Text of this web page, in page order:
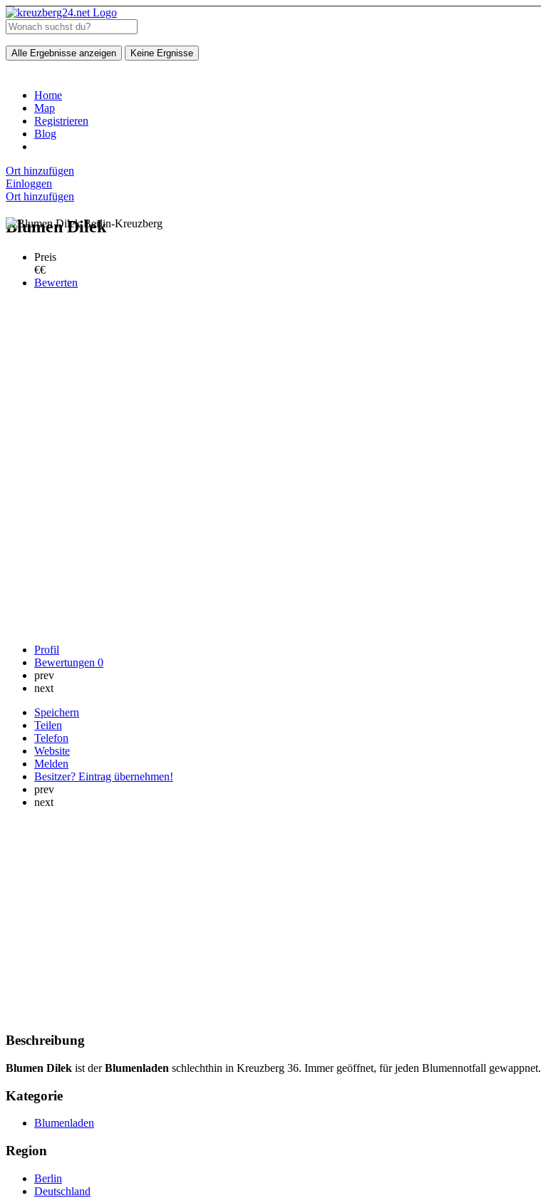
Alle Ergebnisse anzeigen Keine Ergnisse
Home
Map
Registrieren
Blog
Ort hinzufügen
Einloggen
Ort hinzufügen
Blumen Dilek
Preis
€€
Bewerten
Profil
Bewertungen 0
prev
next
Speichern
Teilen
Telefon
Website
Melden
Besitzer? Eintrag übernehmen!
prev
next
Beschreibung
Blumen Dilek ist derBlumenladen schlechthin in Kreuzberg 36. Immer geöffnet, für jeden Blumennotfall gewappnet.
Kategorie
Blumenladen
Region
Berlin
Deutschland